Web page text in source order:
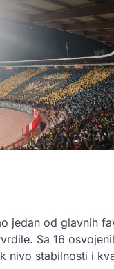
jedan od glavnih
Sa 16
nivo stabilnosti i